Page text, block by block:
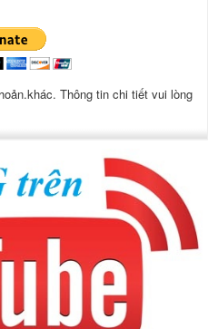
Thông tin chi tiết vui lòng